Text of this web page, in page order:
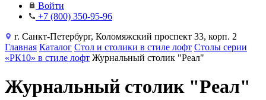
Войти
+7 (800) 350-95-96
г. Санкт-Петербург, Коломяжский проспект 33, корп. 2
Главная Каталог Стол и столики в стиле лофт Столы серии
«РК10» в стиле лофт Журнальный столик "Реал"
Журнальный столик "Реал"